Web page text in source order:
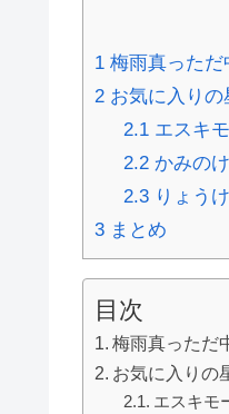
1 梅雨真っただ
2 お気に入り
2.1エスキ
2.2かみのけ
2.3りょうけ
3 まとめ
目次
梅雨真っただ
お気に入りの
エスキモ